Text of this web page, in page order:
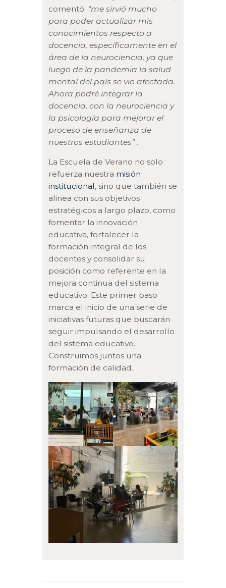
comentó: “me sirvió mucho
para poder actualizar mis
conocimientos respecto a
docencia, específicamente en el
área de la neurociencia, ya que
luego de la pandemia la salud
mental del país se vio afectada.
Ahora podré integrar la
docencia, con la neurociencia y
la psicología para mejorar el
proceso de enseñanza de
nuestros estudiantes” .
La Escuela de Verano no solo
refuerza nuestra misión
institucional, sino que también se
alinea con sus objetivos
estratégicos a largo plazo, como
fomentar la innovación
educativa, fortalecer la
formación integral de los
docentes y consolidar su
posición como referente en la
mejora continua del sistema
educativo. Este primer paso
marca el inicio de una serie de
iniciativas futuras que buscarán
seguir impulsando el desarrollo
del sistema educativo.
Construimos juntos una
formación de calidad.